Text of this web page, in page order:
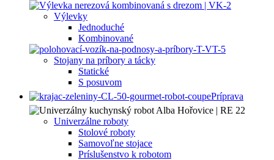
Výlevky
Jednoduché
Kombinované
Stojany na príbory a tácky
Statické
S posuvom
Príprava
Univerzálne roboty
Stolové roboty
Samovoľne stojace
Príslušenstvo k robotom